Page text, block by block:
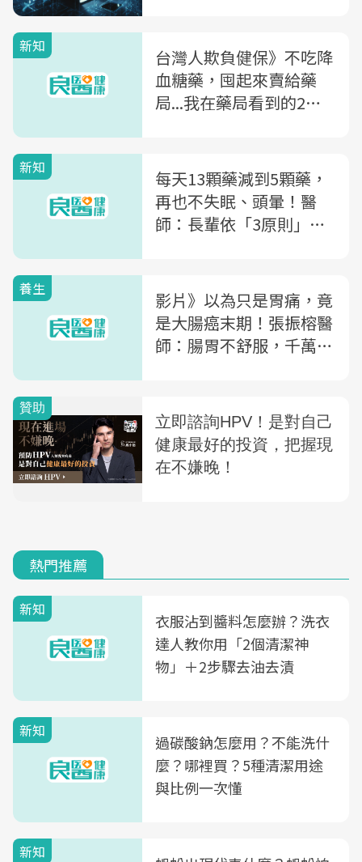
新知
台灣人欺負健保》不吃降
血糖藥，囤起來賣給藥
局...我在藥局看到的2個
新知
每天13顆藥減到5顆藥，
再也不失眠、頭暈！醫
師：長輩依「3原則」吃
養生
影片》以為只是胃痛，竟
是大腸癌末期！張振榕醫
師：腸胃不舒服，千萬別
熱門推薦
新知
衣服沾到醬料怎麼辦？洗衣
達人教你用「2個清潔神
物」＋2步驟去油去漬
新知
過碳酸鈉怎麼用？不能洗什
麼？哪裡買？5種清潔用途
與比例一次懂
新知